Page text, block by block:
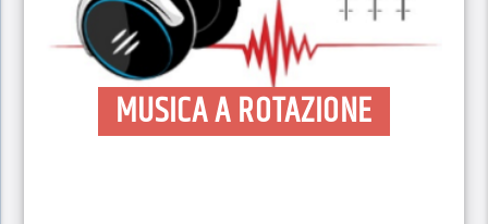
MUSICA A ROTAZIONE